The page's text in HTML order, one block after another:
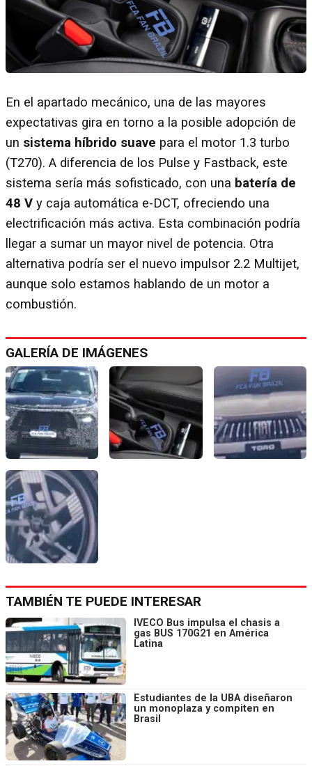
En el apartado mecánico, una de las mayores
expectativas gira en torno a la posible adopción de
un sistema híbrido suave para el motor 1.3 turbo
(T270). A diferencia de los Pulse y Fastback, este
sistema sería más sofisticado, con una batería de
48 V y caja automática e-DCT, ofreciendo una
electrificación más activa. Esta combinación podría
llegar a sumar un mayor nivel de potencia. Otra
alternativa podría ser el nuevo impulsor 2.2 Multijet,
aunque solo estamos hablando de un motor a
combustión.
GALERÍA DE IMÁGENES
TAMBIÉN TE PUEDE INTERESAR
IVECO Bus impulsa el chasis a
gas BUS 170G21 en América
Latina
Estudiantes de la UBA diseñaron
un monoplaza y compiten en
Brasil